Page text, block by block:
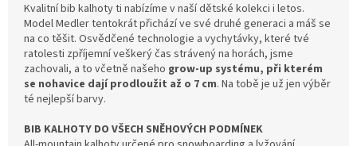
Kvalitní bib kalhoty ti nabízíme v naší dětské kolekci i letos.
Model Medler tentokrát přichází ve své druhé generaci a máš se
na co těšit. Osvědčené technologie a vychytávky, které tvé
ratolesti zpříjemní veškerý čas strávený na horách, jsme
zachovali, a to včetně našeho grow-up systému, při kterém
se nohavice dají prodloužit až o 7 cm. Na tobě je už jen výběr
té nejlepší barvy.
BIB KALHOTY DO VŠECH SNĚHOVÝCH PODMÍNEK